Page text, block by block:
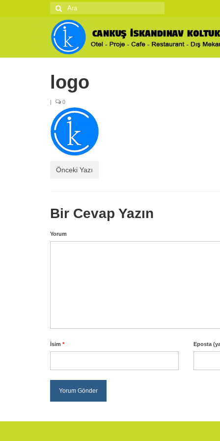
Şunu
ara:
logo
| 0
Önceki Yazı
Bir Cevap Yazın
Yorum
İsim * Eposta